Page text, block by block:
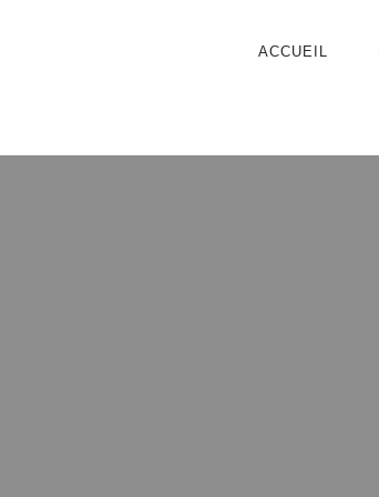
ACCUEIL